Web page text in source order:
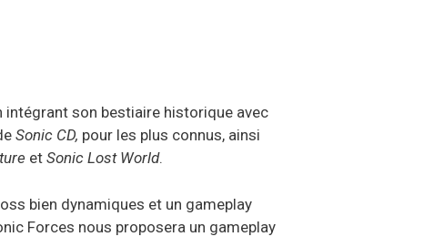
intégrant son bestiaire historique avec
Sonic CD, pour les plus connus, ainsi
et Sonic Lost World.
bien dynamiques et un gameplay
Forces nous proposera un gameplay